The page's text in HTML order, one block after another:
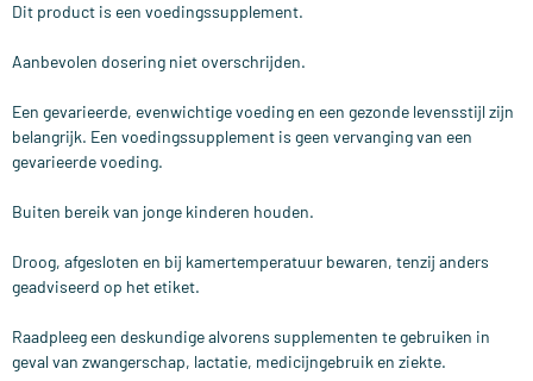
Dit product is een voedingssupplement.
Aanbevolen dosering niet overschrijden.
Een gevarieerde, evenwichtige voeding en een gezonde levensstijl zijn
belangrijk. Een voedingssupplement is geen vervanging van een
gevarieerde voeding.
Buiten bereik van jonge kinderen houden.
Droog, afgesloten en bij kamertemperatuur bewaren, tenzij anders
geadviseerd op het etiket.
Raadpleeg een deskundige alvorens supplementen te gebruiken in
geval van zwangerschap, lactatie, medicijngebruik en ziekte.